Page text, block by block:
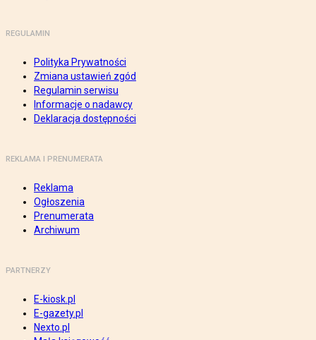
REGULAMIN
Polityka Prywatności
Zmiana ustawień zgód
Regulamin serwisu
Informacje o nadawcy
Deklaracja dostępności
REKLAMA I PRENUMERATA
Reklama
Ogłoszenia
Prenumerata
Archiwum
PARTNERZY
E-kiosk.pl
E-gazety.pl
Nexto.pl